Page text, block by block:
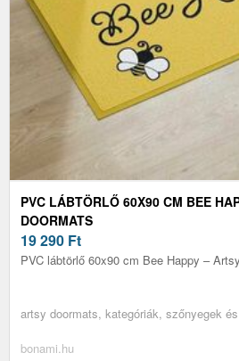
PVC LÁBTÖRLŐ 60X90 CM BEE
DOORMATS
19 290 Ft
PVC lábtörlő 60x90 cm Bee Happy –
artsy doormats, kategóriák, szőnyegek
bonami.hu